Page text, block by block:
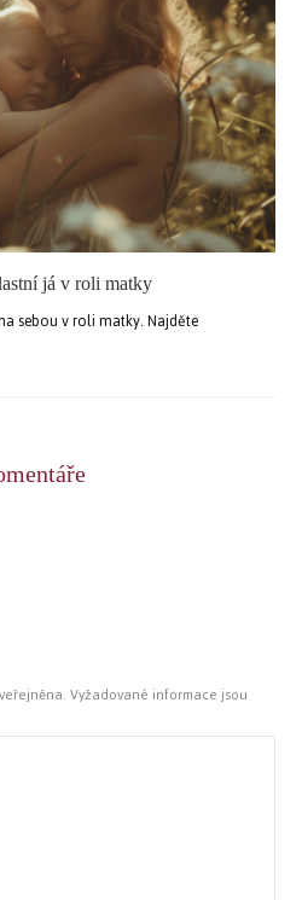
já v roli matky
sebou v roli matky. Najděte
Vyžadované informace jsou